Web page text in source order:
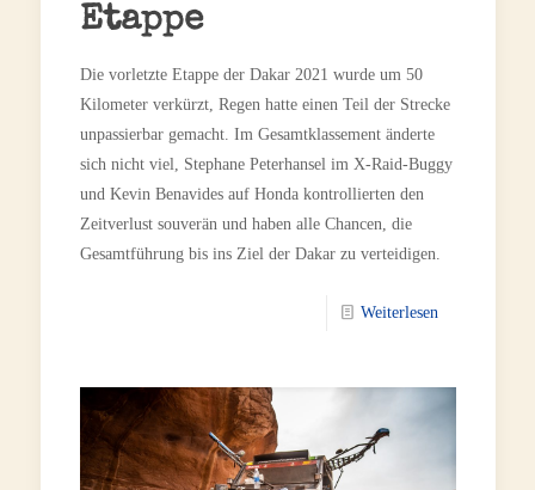
Etappe
Die vorletzte Etappe der Dakar 2021 wurde um 50
Kilometer verkürzt, Regen hatte einen Teil der Strecke
unpassierbar gemacht. Im Gesamtklassement änderte
sich nicht viel, Stephane Peterhansel im X-Raid-Buggy
und Kevin Benavides auf Honda kontrollierten den
Zeitverlust souverän und haben alle Chancen, die
Gesamtführung bis ins Ziel der Dakar zu verteidigen.
Weiterlesen